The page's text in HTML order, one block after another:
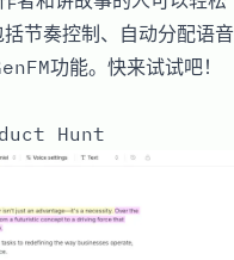
节奏控制、自动分配语音
功能。快来试试吧！
Hunt